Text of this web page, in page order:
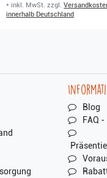
* inkl. MwSt. zzgl.
innerhalb Deutschland
Blog
FAQ